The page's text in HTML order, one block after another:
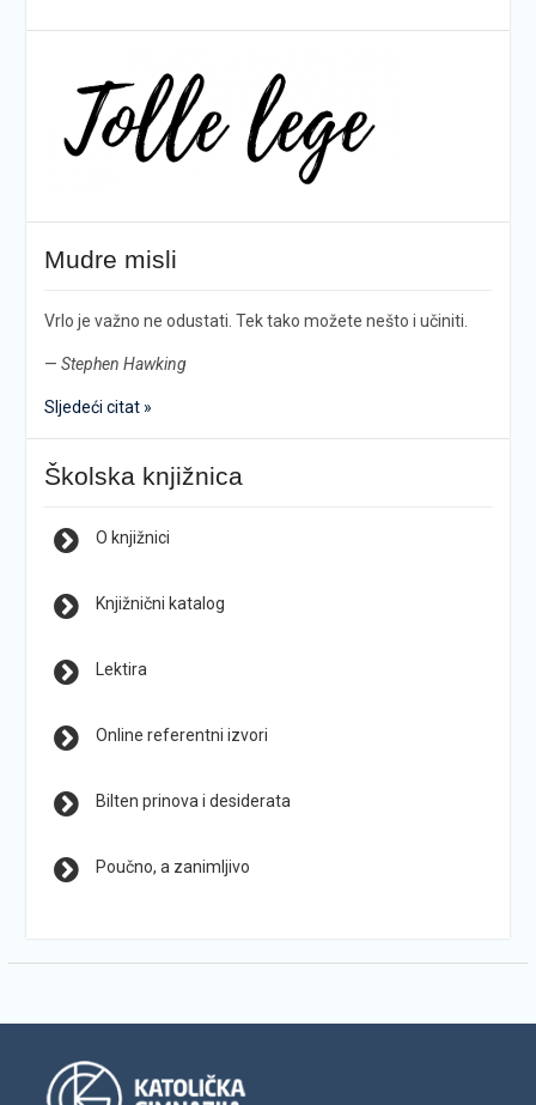
Mudre misli
Vrlo je važno ne odustati. Tek tako možete nešto i učiniti.
— Stephen Hawking
Sljedeći citat »
Školska knjižnica
O knjižnici
Knjižnični katalog
Lektira
Online referentni izvori
Bilten prinova i desiderata
Poučno, a zanimljivo